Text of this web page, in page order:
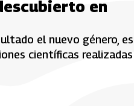
en
el nuevo género, es
científicas realizadas